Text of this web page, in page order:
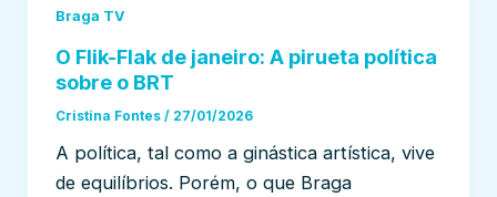
Braga TV
O Flik-Flak de janeiro: A pirueta política
sobre o BRT
Cristina Fontes / 27/01/2026
A política, tal como a ginástica artística, vive
de equilíbrios. Porém, o que Braga